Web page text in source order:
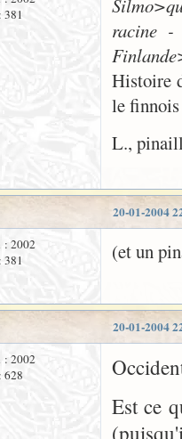
381
racine -
Histoire
le
L.,
20-01-2004
: 2002
381
(et un
20-01-2004
: 2002
628
Est ce